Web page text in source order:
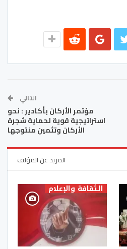
التالي
مؤتمر الأركان بأكادير : نحو
استراتيجية قوية لحماية شجرة
الأركان وتثمين منتوجها
المزيد عن المؤلف
الثقافة والإعلام